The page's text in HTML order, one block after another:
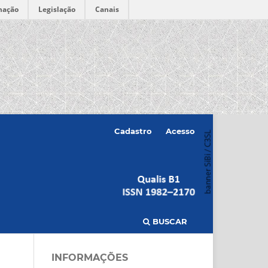
Legislação Canais
BUSCAR
Cadastro Acesso
INFORMAÇÕES